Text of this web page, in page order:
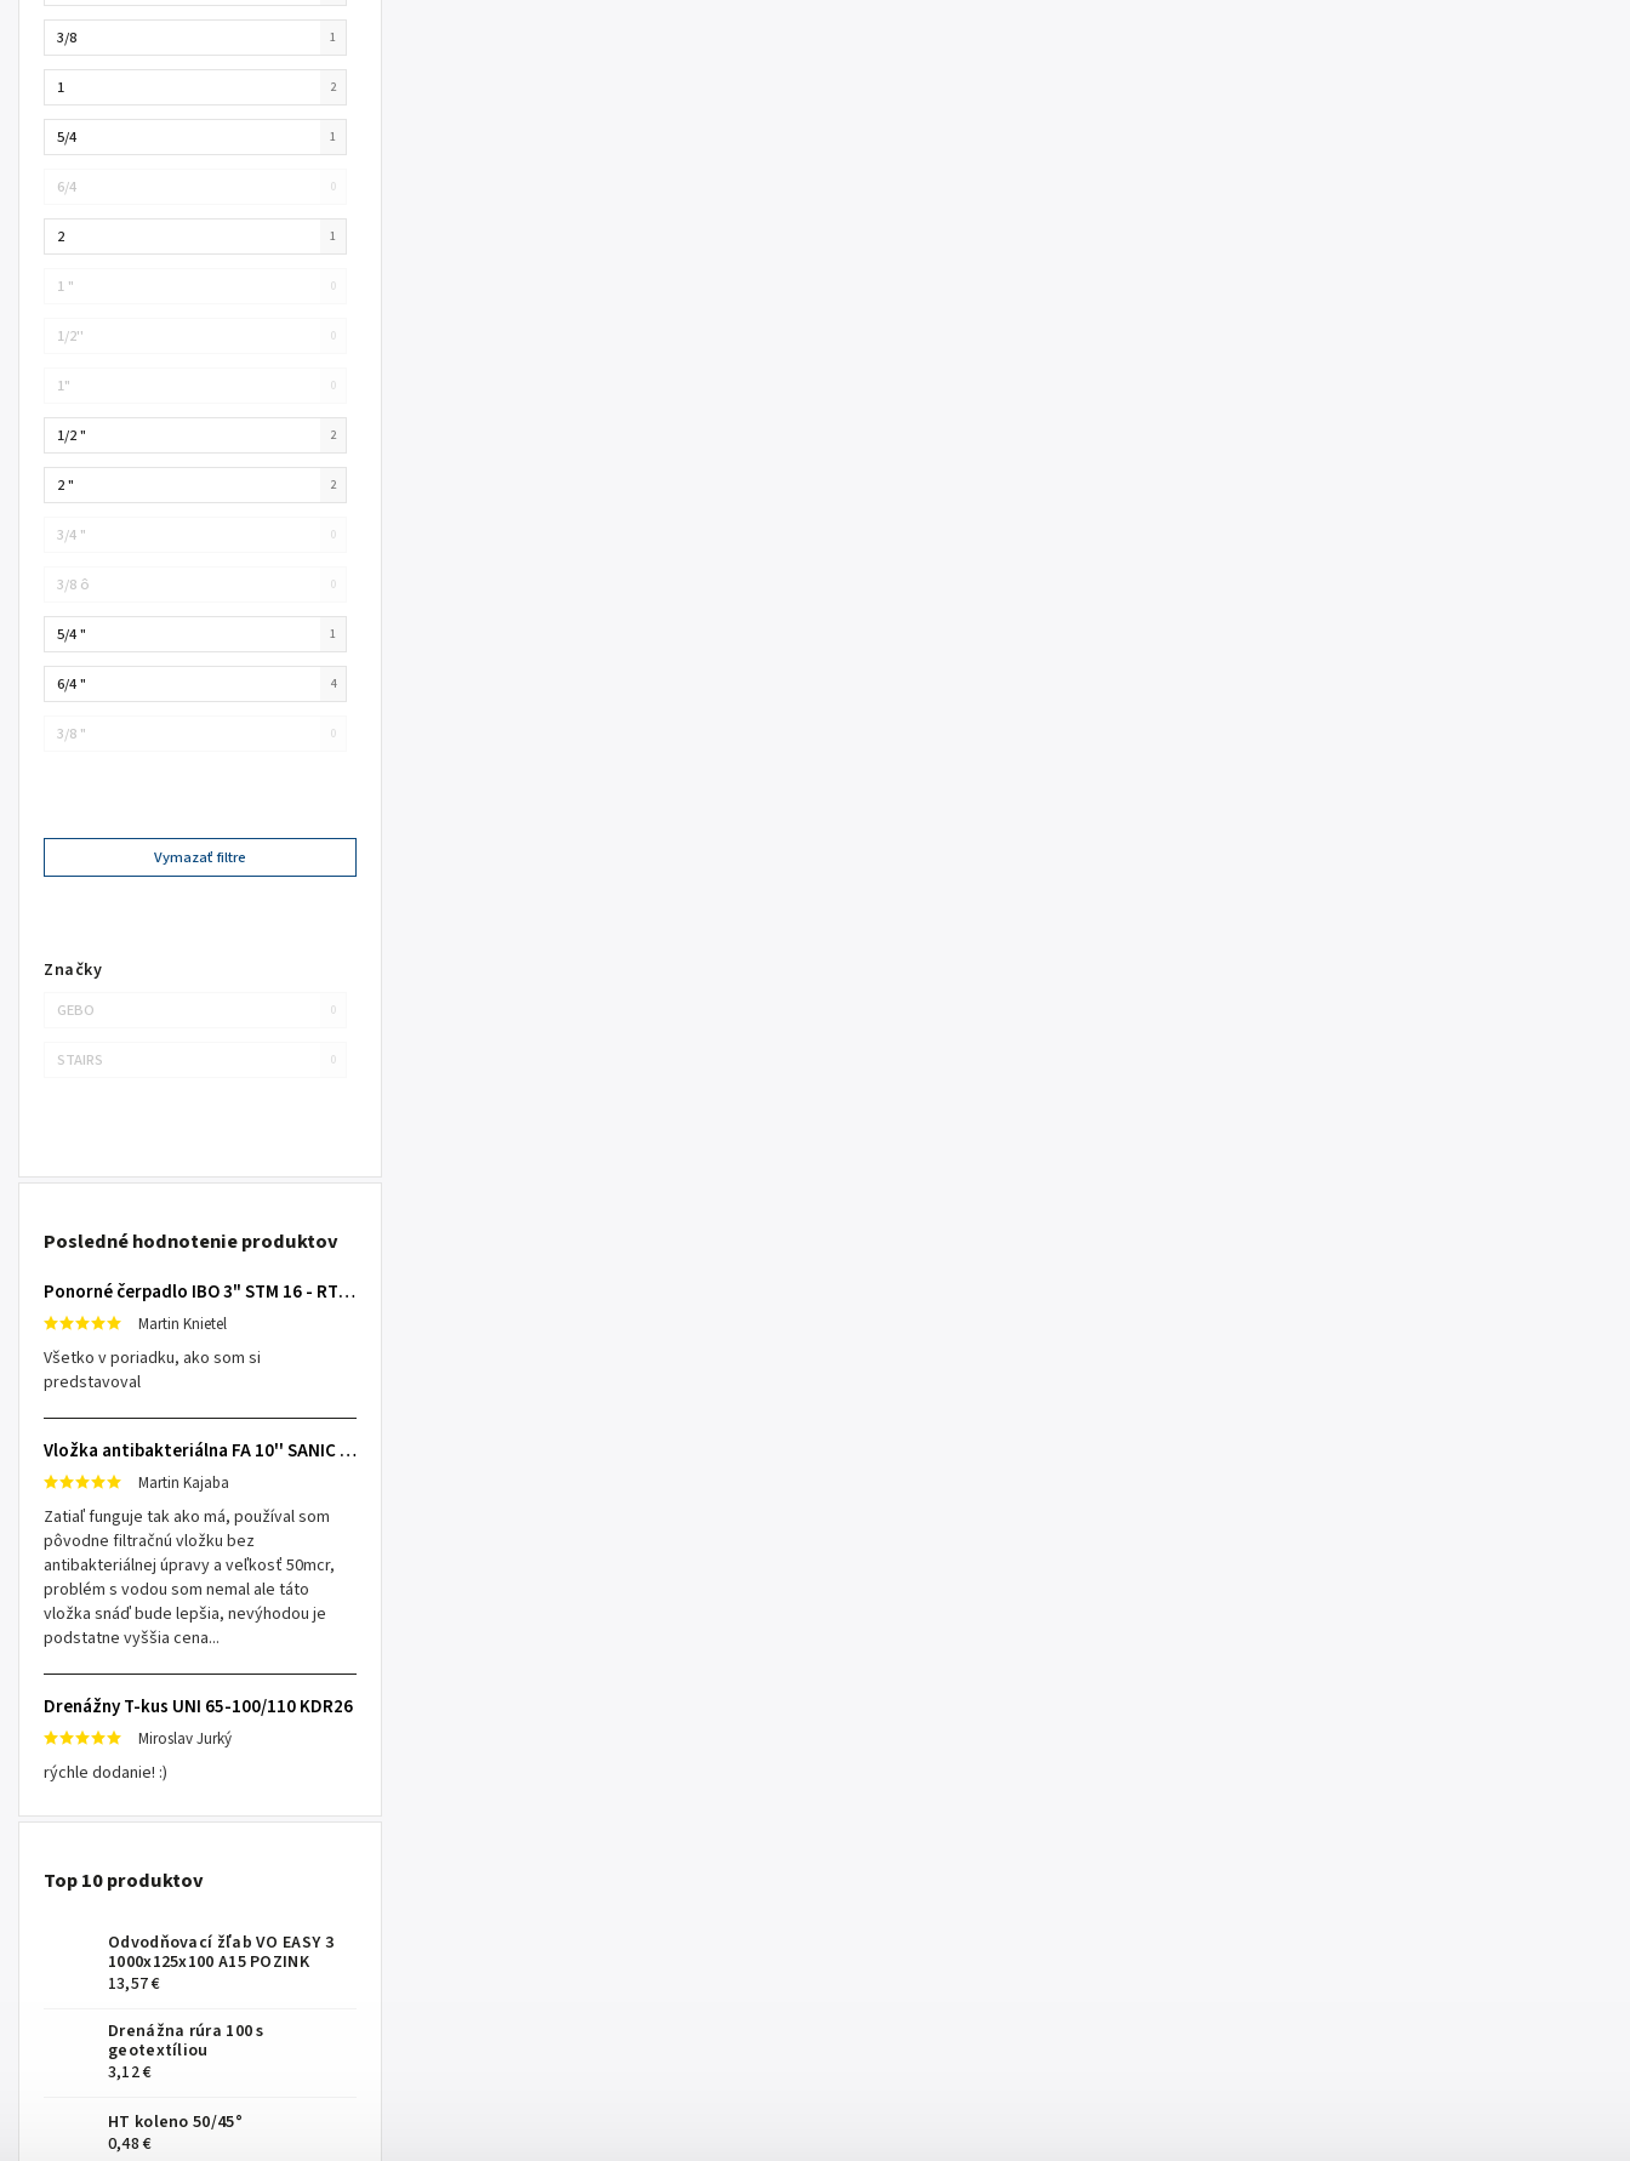
Značky
GEBO 0
STAIRS 0
3/8 1
1 2
5/4 1
6/4 0
2 1
1 " 0
1/2'' 0
1" 0
1/2 " 2
2 " 2
3/4 " 0
3/8 ô 0
5/4 " 1
6/4 " 4
3/8 " 0
Vymazať filtre
Posledné hodnotenie produktov
Ponorné čerpadlo IBO 3" STM 16 - RTS s 20m káblom
Martin Knietel
Všetko v poriadku, ako som si
predstavoval
Vložka antibakteriálna FA 10'' SANIC SX 25mcr
Martin Kajaba
Zatiaľ funguje tak ako má, používal som
pôvodne filtračnú vložku bez
antibakteriálnej úpravy a veľkosť 50mcr,
problém s vodou som nemal ale táto
vložka snáď bude lepšia, nevýhodou je
podstatne vyššia cena...
Drenážny T-kus UNI 65-100/110 KDR26
Miroslav Jurký
rýchle dodanie! :)
Top 10 produktov
Odvodňovací žľab VO EASY 3
1000x125x100 A15 POZINK
13,57 €
Drenážna rúra 100 s
geotextíliou
3,12 €
HT koleno 50/45°
0,48 €